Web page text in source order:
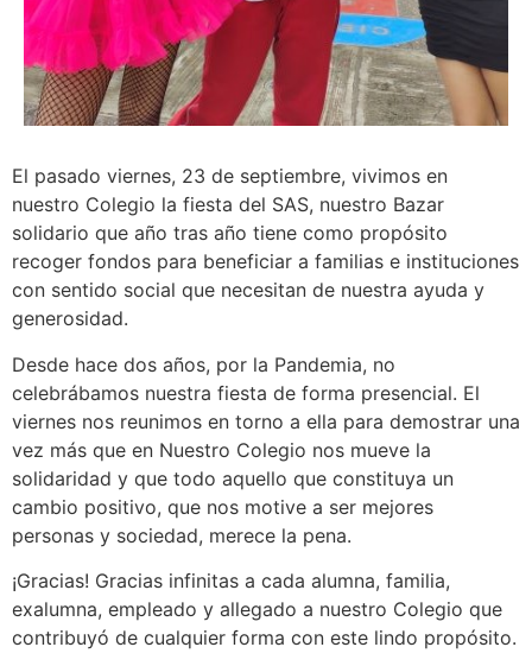
El pasado viernes, 23 de septiembre, vivimos en
nuestro Colegio la fiesta del SAS, nuestro Bazar
solidario que año tras año tiene como propósito
recoger fondos para beneficiar a familias e instituciones
con sentido social que necesitan de nuestra ayuda y
generosidad.
Desde hace dos años, por la Pandemia, no
celebrábamos nuestra fiesta de forma presencial. El
viernes nos reunimos en torno a ella para demostrar una
vez más que en Nuestro Colegio nos mueve la
solidaridad y que todo aquello que constituya un
cambio positivo, que nos motive a ser mejores
personas y sociedad, merece la pena.
¡Gracias! Gracias infinitas a cada alumna, familia,
exalumna, empleado y allegado a nuestro Colegio que
contribuyó de cualquier forma con este lindo propósito.